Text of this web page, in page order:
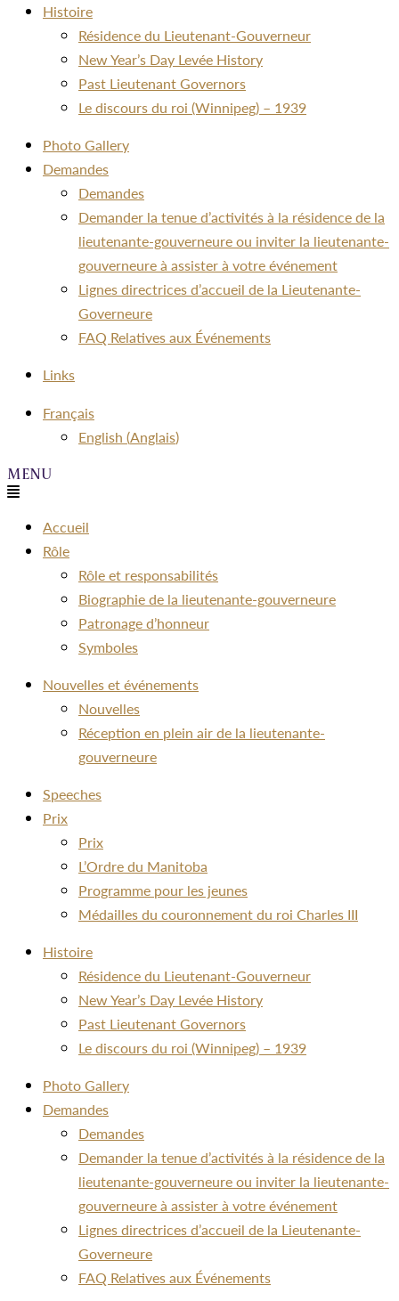
Histoire
Résidence du Lieutenant-Gouverneur
New Year’s Day Levée History
Past Lieutenant Governors
Le discours du roi (Winnipeg) – 1939
Photo Gallery
Demandes
Demandes
Demander la tenue d’activités à la résidence de la
lieutenante-gouverneure ou inviter la lieutenante-
gouverneure à assister à votre événement
Lignes directrices d’accueil de la Lieutenante-
Governeure
FAQ Relatives aux Événements
Links
Menu
Français
English (Anglais)
Accueil
Rôle
Rôle et responsabilités
Biographie de la lieutenante-gouverneure
Patronage d’honneur
Symboles
Nouvelles et événements
Nouvelles
Réception en plein air de la lieutenante-
gouverneure
Speeches
Prix
Prix
L’Ordre du Manitoba
Programme pour les jeunes
Médailles du couronnement du roi Charles III
Histoire
Résidence du Lieutenant-Gouverneur
New Year’s Day Levée History
Past Lieutenant Governors
Le discours du roi (Winnipeg) – 1939
Photo Gallery
Demandes
Demandes
Demander la tenue d’activités à la résidence de la
lieutenante-gouverneure ou inviter la lieutenante-
gouverneure à assister à votre événement
Lignes directrices d’accueil de la Lieutenante-
Governeure
FAQ Relatives aux Événements